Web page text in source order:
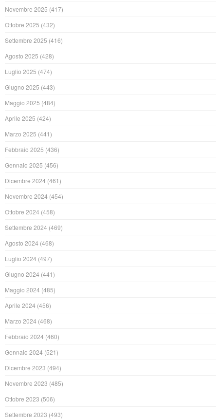
Novembre 2025 (417)
Ottobre 2025 (432)
Settembre 2025 (416)
Agosto 2025 (428)
Luglio 2025 (474)
Giugno 2025 (443)
Maggio 2025 (484)
Aprile 2025 (424)
Marzo 2025 (441)
Febbraio 2025 (436)
Gennaio 2025 (456)
Dicembre 2024 (461)
Novembre 2024 (454)
Ottobre 2024 (458)
Settembre 2024 (469)
Agosto 2024 (468)
Luglio 2024 (497)
Giugno 2024 (441)
Maggio 2024 (485)
Aprile 2024 (456)
Marzo 2024 (468)
Febbraio 2024 (460)
Gennaio 2024 (521)
Dicembre 2023 (494)
Novembre 2023 (485)
Ottobre 2023 (506)
Settembre 2023 (493)